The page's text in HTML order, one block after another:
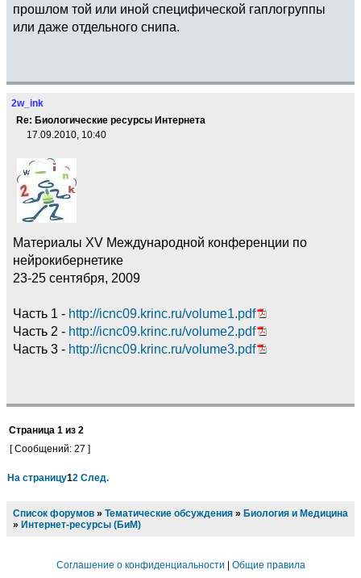
прошлом той или иной специфической гаплогруппы
или даже отдельного снипа.
2w_ink
Re: Биологические ресурсы Интернета
17.09.2010, 10:40
Материалы XV Международной конференции по
нейрокибернетике
23-25 сентября, 2009
Часть 1 - http://icnc09.krinc.ru/volume1.pdf
Часть 2 - http://icnc09.krinc.ru/volume2.pdf
Часть 3 - http://icnc09.krinc.ru/volume3.pdf
Страница 1 из 2
[ Сообщений: 27 ]
На страницу12 След.
Список форумов » Тематические обсуждения » Биология и Медицина
» Интернет-ресурсы (БиМ)
Соглашение о конфиденциальности Общие правила